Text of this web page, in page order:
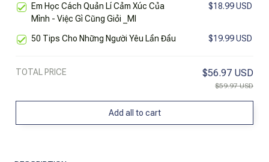
Em Học Cách Quản Lí Cảm Xúc Của
Mình - Việc Gì Cũng Giỏi _Ml
$18.99 USD
50 Tips Cho Những Người Yêu Lần Đầu $19.99 USD
TOTAL PRICE $56.97 USD
$59.97 USD
Add all to cart